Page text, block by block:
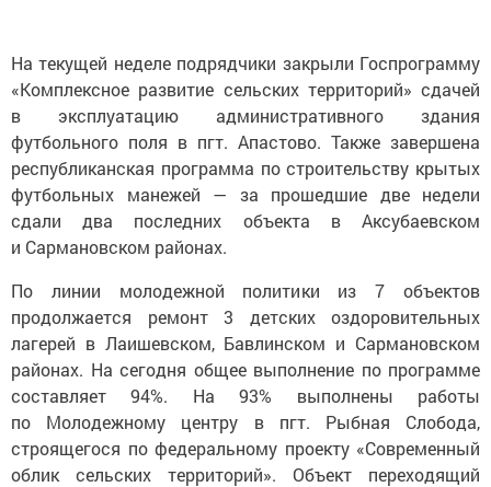
На текущей неделе подрядчики закрыли Госпрограмму
«Комплексное развитие сельских территорий» сдачей
в эксплуатацию административного здания
футбольного поля в пгт. Апастово. Также завершена
республиканская программа по строительству крытых
футбольных манежей — за прошедшие две недели
сдали два последних объекта в Аксубаевском
и Сармановском районах.
По линии молодежной политики из 7 объектов
продолжается ремонт 3 детских оздоровительных
лагерей в Лаишевском, Бавлинском и Сармановском
районах. На сегодня общее выполнение по программе
составляет 94%. На 93% выполнены работы
по Молодежному центру в пгт. Рыбная Слобода,
строящегося по федеральному проекту «Современный
облик сельских территорий». Объект переходящий